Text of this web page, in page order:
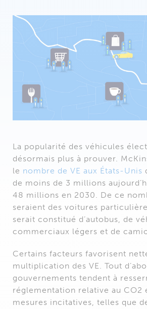
La popularité des véhicules
désormais plus à prouver.
le nombre de VE aux États-Unis
de moins de 3 millions
48 millions en 2030. De ce
seraient des voitures
serait constitué d’autobus, de
commerciaux légers et de
Certains facteurs favorisent
multiplication des VE. Tout
gouvernements tendent à
réglementation relative au CO2
mesures incitatives, telles que